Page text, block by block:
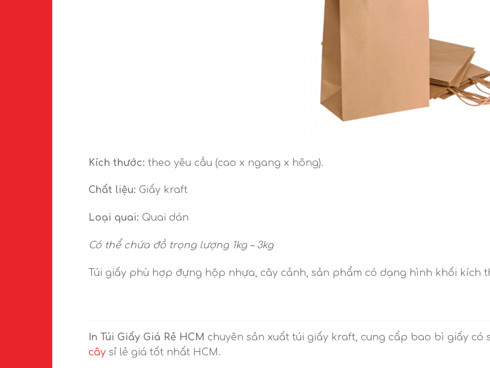
Kích thước: theo yêu cầu (cao x ngang x hông).
Chất liệu: Giấy kraft
Loại quai: Quai dán
Có thể chứa đồ trọng lượng 1kg – 3kg
Túi giấy phù hợp đựng hộp nhựa, cây cảnh, sản phẩm có dạng hình khối kích
In Túi Giấy Giá Rẻ HCM chuyên sản xuất túi giấy kraft, cung cấp bao bì giấy có
cây sỉ lẻ giá tốt nhất HCM.